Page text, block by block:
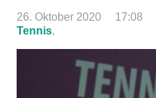
26. Oktober 2020 17:08
Tennis,